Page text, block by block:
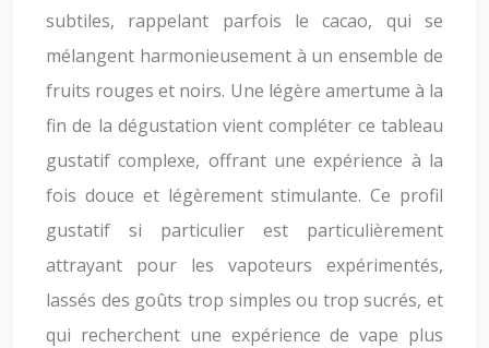
subtiles, rappelant parfois le cacao, qui se
mélangent harmonieusement à un ensemble de
fruits rouges et noirs. Une légère amertume à la
fin de la dégustation vient compléter ce tableau
gustatif complexe, offrant une expérience à la
fois douce et légèrement stimulante. Ce profil
gustatif si particulier est particulièrement
attrayant pour les vapoteurs expérimentés,
lassés des goûts trop simples ou trop sucrés, et
qui recherchent une expérience de vape plus